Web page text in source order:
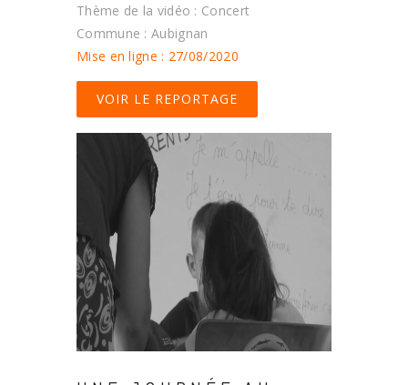
Thème de la vidéo : Concert
Commune : Aubignan
Mise en ligne : 27/08/2020
VOIR LE REPORTAGE